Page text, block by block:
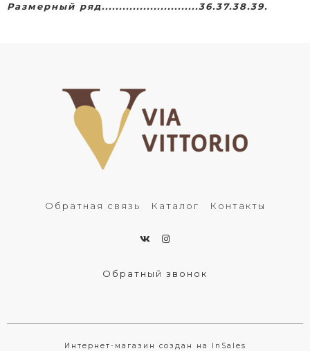
Размерный ряд............................36.37.38.39.
Обратная связь Каталог Контакты
Обратный звонок
Интернет-магазин создан на InSales